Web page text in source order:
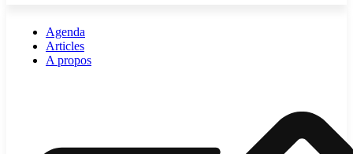
Agenda
Articles
A propos